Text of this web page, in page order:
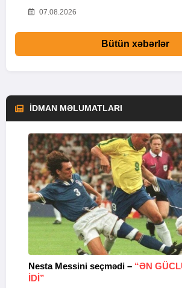
07.08.2026
Bütün xəbərlər
İDMAN MƏLUMATLARI
Nesta Messini seçmədi – “ƏN
IDI”